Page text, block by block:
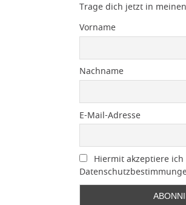
Trage dich jetzt in
Vorname
Nachname
E-Mail-Adresse
Hiermit akzeptiere